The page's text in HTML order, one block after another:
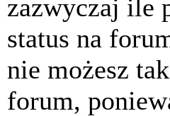
zazwyczaj ile
status na
nie możesz
forum,